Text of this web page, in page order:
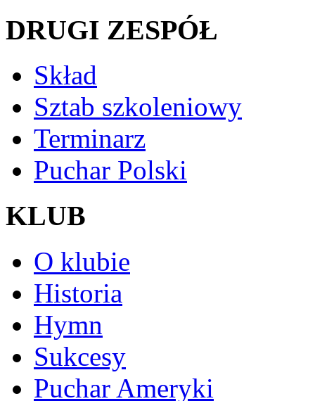
DRUGI ZESPÓŁ
Skład
Sztab szkoleniowy
Terminarz
Puchar Polski
KLUB
O klubie
Historia
Hymn
Sukcesy
Puchar Ameryki